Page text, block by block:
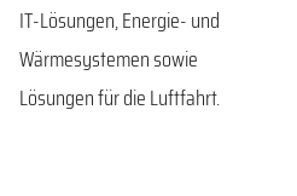
IT-Lösungen, Energie- und
Wärmesystemen sowie
Lösungen für die Luftfahrt.